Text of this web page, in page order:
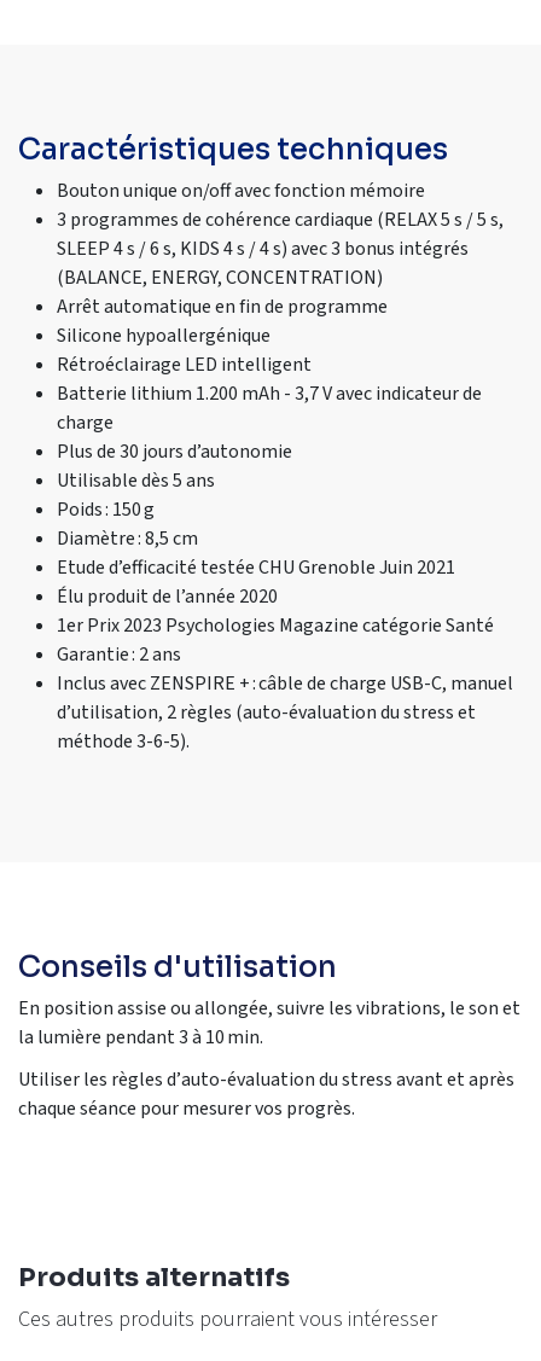
Caractéristiques techniques
Bouton unique on/off avec fonction mémoire
3 programmes de cohérence cardiaque (RELAX 5 s / 5 s,
SLEEP 4 s / 6 s, KIDS 4 s / 4 s) avec 3 bonus intégrés
(BALANCE, ENERGY, CONCENTRATION)
Arrêt automatique en fin de programme
Silicone hypoallergénique
Rétroéclairage LED intelligent
Batterie lithium 1.200 mAh - 3,7 V avec indicateur de
charge
Plus de 30 jours d’autonomie
Utilisable dès 5 ans
Poids : 150 g
Diamètre : 8,5 cm
Etude d’efficacité testée CHU Grenoble Juin 2021
Élu produit de l’année 2020
1er Prix 2023 Psychologies Magazine catégorie Santé
Garantie : 2 ans
Inclus avec ZENSPIRE + : câble de charge USB-C, manuel
d’utilisation, 2 règles (auto-évaluation du stress et
méthode 3-6-5).
Conseils d'utilisation
En position assise ou allongée, suivre lesvibrations, le son et
la lumière pendant 3 à 10min.
Utiliser les règlesd’auto-évaluation du stressavant et après
chaqueséance pourmesurer vos progrès.
Produits alternatifs
Ces autres produits pourraient vous intéresser